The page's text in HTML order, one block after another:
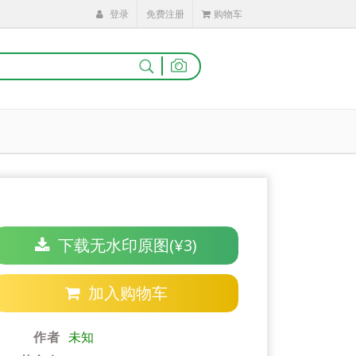
登录 免费注册 购物车
|
下载无水印原图(¥3)
加入购物车
作者
未知